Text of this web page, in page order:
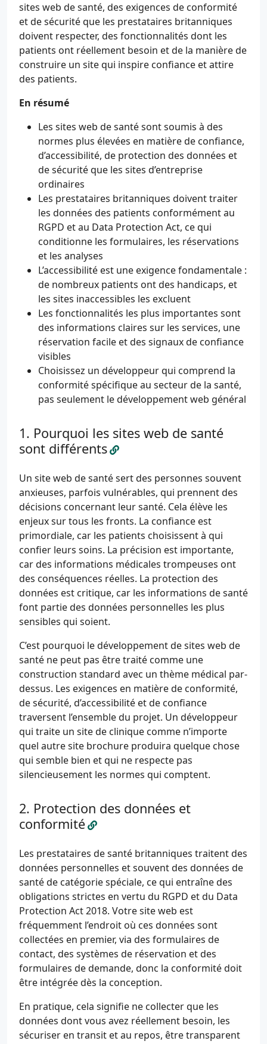
sites web de santé, des exigences de conformité
et de sécurité que les prestataires britanniques
doivent respecter, des fonctionnalités dont les
patients ont réellement besoin et de la manière de
construire un site qui inspire confiance et attire
des patients.
En résumé
Les sites web de santé sont soumis à des
normes plus élevées en matière de confiance,
d’accessibilité, de protection des données et
de sécurité que les sites d’entreprise
ordinaires
Les prestataires britanniques doivent traiter
les données des patients conformément au
RGPD et au Data Protection Act, ce qui
conditionne les formulaires, les réservations
et les analyses
L’accessibilité est une exigence fondamentale :
de nombreux patients ont des handicaps, et
les sites inaccessibles les excluent
Les fonctionnalités les plus importantes sont
des informations claires sur les services, une
réservation facile et des signaux de confiance
visibles
Choisissez un développeur qui comprend la
conformité spécifique au secteur de la santé,
pas seulement le développement web général
Pourquoi les sites web de santé
sont différents
Un site web de santé sert des personnes souvent
anxieuses, parfois vulnérables, qui prennent des
décisions concernant leur santé. Cela élève les
enjeux sur tous les fronts. La confiance est
primordiale, car les patients choisissent à qui
confier leurs soins. La précision est importante,
car des informations médicales trompeuses ont
des conséquences réelles. La protection des
données est critique, car les informations de santé
font partie des données personnelles les plus
sensibles qui soient.
C’est pourquoi le développement de sites web de
santé ne peut pas être traité comme une
construction standard avec un thème médical par-
dessus. Les exigences en matière de conformité,
de sécurité, d’accessibilité et de confiance
traversent l’ensemble du projet. Un développeur
qui traite un site de clinique comme n’importe
quel autre site brochure produira quelque chose
qui semble bien et qui ne respecte pas
silencieusement les normes qui comptent.
Protection des données et
conformité
Les prestataires de santé britanniques traitent des
données personnelles et souvent des données de
santé de catégorie spéciale, ce qui entraîne des
obligations strictes en vertu du RGPD et du Data
Protection Act 2018. Votre site web est
fréquemment l’endroit où ces données sont
collectées en premier, via des formulaires de
contact, des systèmes de réservation et des
formulaires de demande, donc la conformité doit
être intégrée dès la conception.
En pratique, cela signifie ne collecter que les
données dont vous avez réellement besoin, les
sécuriser en transit et au repos, être transparent